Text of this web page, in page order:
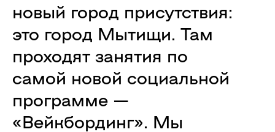
новый город присутствия:
это город Мытищи. Там
проходят занятия по
самой новой социальной
программе —
«Вейкбординг». Мы